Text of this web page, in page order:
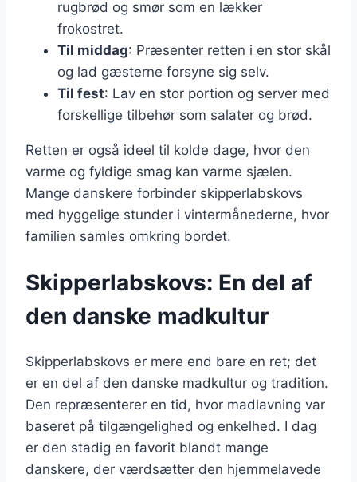
rugbrød og smør som en lækker
frokostret.
Til middag: Præsenter retten i en stor skål
og lad gæsterne forsyne sig selv.
Til fest: Lav en stor portion og server med
forskellige tilbehør som salater og brød.
Retten er også ideel til kolde dage, hvor den
varme og fyldige smag kan varme sjælen.
Mange danskere forbinder skipperlabskovs
med hyggelige stunder i vintermånederne, hvor
familien samles omkring bordet.
Skipperlabskovs: En del af
den danske madkultur
Skipperlabskovs er mere end bare en ret; det
er en del af den danske madkultur og tradition.
Den repræsenterer en tid, hvor madlavning var
baseret på tilgængelighed og enkelhed. I dag
er den stadig en favorit blandt mange
danskere, der værdsætter den hjemmelavede